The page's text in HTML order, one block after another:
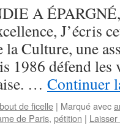
A
J’écris
la Culture, une
1986 défend les
… Continuer
de ficelle | Marqué avec
de Paris, pétition |